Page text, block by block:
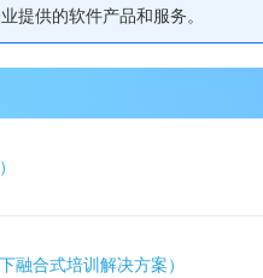
提供的软件产品和服务。
融合式培训解决方案）